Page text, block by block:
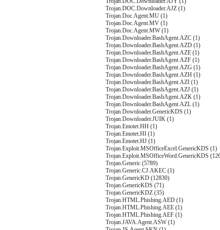
Trojan.DOC.Downloader.AJZ (1)
Trojan.Doc.Agent.MU (1)
Trojan.Doc.Agent.MV (1)
Trojan.Doc.Agent.MW (1)
Trojan.Downloader.BashAgent.AZC (1)
Trojan.Downloader.BashAgent.AZD (1)
Trojan.Downloader.BashAgent.AZE (1)
Trojan.Downloader.BashAgent.AZF (1)
Trojan.Downloader.BashAgent.AZG (1)
Trojan.Downloader.BashAgent.AZH (1)
Trojan.Downloader.BashAgent.AZI (1)
Trojan.Downloader.BashAgent.AZJ (1)
Trojan.Downloader.BashAgent.AZK (1)
Trojan.Downloader.BashAgent.AZL (1)
Trojan.Downloader.GenericKDS (1)
Trojan.Downloader.JUIK (1)
Trojan.Emotet.HH (1)
Trojan.Emotet.HI (1)
Trojan.Emotet.HJ (1)
Trojan.Exploit.MSOfficeExcel.GenericKDS (1)
Trojan.Exploit.MSOfficeWord.GenericKDS
Trojan.Generic (5789)
Trojan.Generic.CJ.AKEC (1)
Trojan.GenericKD (12830)
Trojan.GenericKDS (71)
Trojan.GenericKDZ (35)
Trojan.HTML.Phishing.AED (1)
Trojan.HTML.Phishing.AEE (1)
Trojan.HTML.Phishing.AEF (1)
Trojan.JAVA.Agent.ASW (1)